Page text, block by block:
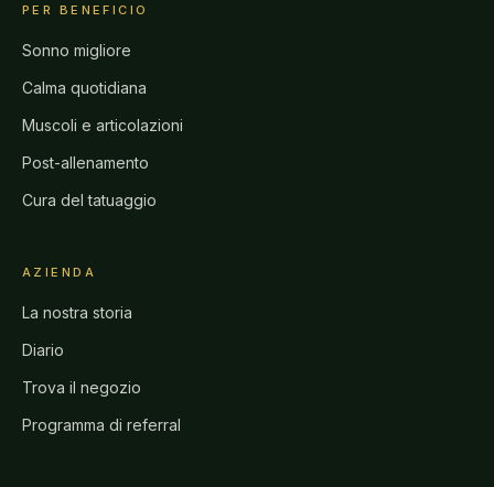
PER BENEFICIO
Sonno migliore
Calma quotidiana
Muscoli e articolazioni
Post-allenamento
Cura del tatuaggio
AZIENDA
La nostra storia
Diario
Trova il negozio
Programma di referral